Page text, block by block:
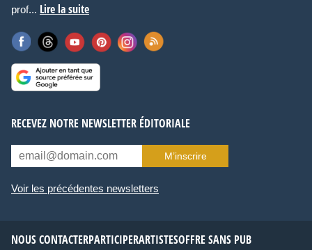
prof... Lire la suite
RECEVEZ NOTRE NEWSLETTER ÉDITORIALE
M’inscrire
Voir les précédentes newsletters
NOUS CONTACTERPARTICIPERARTISTESOFFRE SANS PUB